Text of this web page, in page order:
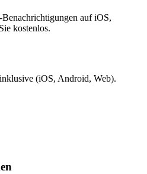
auf iOS,
kostenlos.
(iOS, Android, Web).